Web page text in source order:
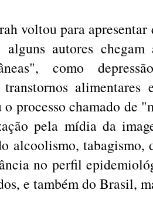
voltou para apresentar
alguns autores
como
transtornos alimentares
processo chamado de
pela mídia da
alcoolismo, tabagismo,
no perfil
e também do Brasil,